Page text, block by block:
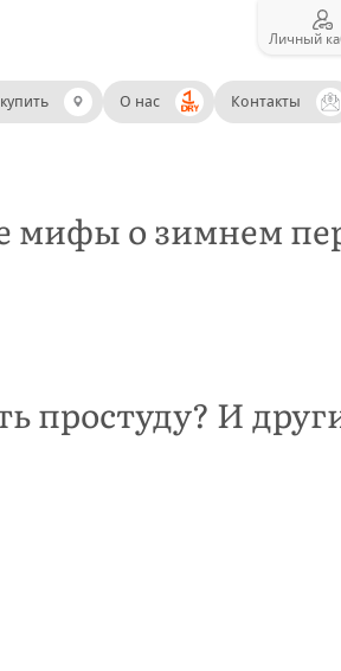
О нас Контакты
Личный
мифы о зимнем
простуду? И